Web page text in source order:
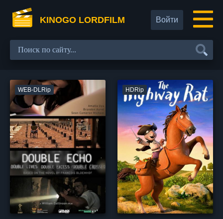
KINOGO LORDFILM Войти
WEB-DLRip HDRip